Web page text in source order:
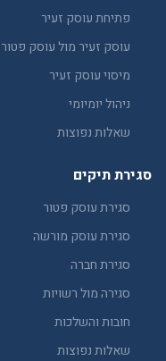
פתיחת עוסק זעיר
עוסק זעיר מול עוסק פטור
מיסוי עוסק זעיר
ניהול יומיומי
שאלות נפוצות
סגירת תיקים
סגירת עוסק פטור
סגירת עוסק מורשה
סגירת חברה
סגירה מול רשויות
חובות והשלכות
שאלות נפוצות